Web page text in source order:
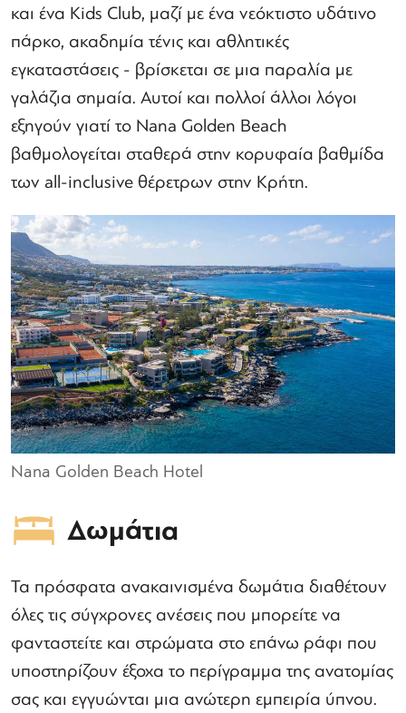
και ένα Kids Club, μαζί με ένα νεόκτιστο υδάτινο
πάρκο, ακαδημία τένις και αθλητικές
εγκαταστάσεις - βρίσκεται σε μια παραλία με
γαλάζια σημαία. Αυτοί και πολλοί άλλοι λόγοι
εξηγούν γιατί το Nana Golden Beach
βαθμολογείται σταθερά στην κορυφαία βαθμίδα
των all-inclusive θέρετρων στην Κρήτη.
Nana Golden Beach Hotel
Δωμάτια
Τα πρόσφατα ανακαινισμένα δωμάτια διαθέτουν
όλες τις σύγχρονες ανέσεις που μπορείτε να
φανταστείτε και στρώματα στο επάνω ράφι που
υποστηρίζουν έξοχα το περίγραμμα της ανατομίας
σας και εγγυώνται μια ανώτερη εμπειρία ύπνου.